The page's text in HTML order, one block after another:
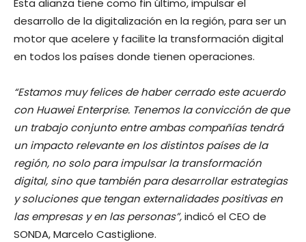
Esta alianza tiene como fin último, impulsar el
desarrollo de la digitalización en la región, para ser un
motor que acelere y facilite la transformación digital
en todos los países donde tienen operaciones.
“Estamos muy felices de haber cerrado este acuerdo
con Huawei Enterprise. Tenemos la convicción de que
un trabajo conjunto entre ambas compañías tendrá
un impacto relevante en los distintos países de la
región, no solo para impulsar la transformación
digital, sino que también para desarrollar estrategias
y soluciones que tengan externalidades positivas en
las empresas y en las personas”,indicó el CEO de
SONDA, Marcelo Castiglione.